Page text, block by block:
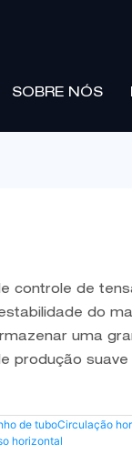
SOBRE NÓS
controle de
do
uma
produção